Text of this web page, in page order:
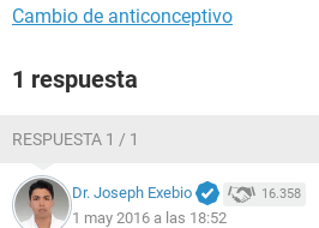
Cambio de anticonceptivo
1 respuesta
RESPUESTA 1 / 1
Dr. Joseph Exebio 16.358
1 may 2016 a las 18:52